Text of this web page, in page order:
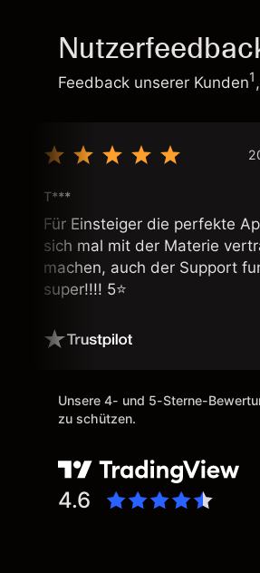
Feedback unserer Kunden1
T***
Für Einsteiger die perfekte
sich mal mit der Materie
machen, auch der Support
super!!!! 5⭐️
Unsere 4- und 5-Sterne-
zu schützen.
4.6